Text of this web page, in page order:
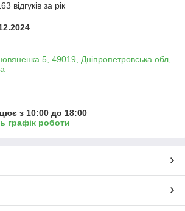
відгуків за рік
5, 49019, Дніпропетровська обл,
з 10:00 до 18:00
графік роботи